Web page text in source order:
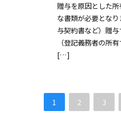
贈与を原因とした
な書類が必要とな
与契約書など）贈
（登記義務者の所
[…]
1 2 3